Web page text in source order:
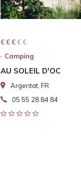
€ € € € €
€ € €
Camping
AU SOLEIL D'OC
Argentat, FR
05 55 28 84 84